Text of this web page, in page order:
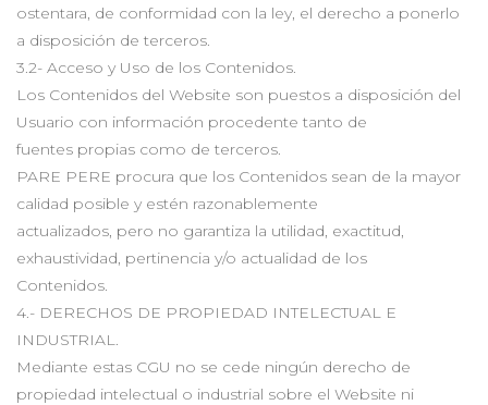
ostentara, de conformidad con la ley, el derecho a ponerlo
a disposición de terceros.
3.2- Acceso y Uso de los Contenidos.
Los Contenidos del Website son puestos a disposición del
Usuario con información procedente tanto de
fuentes propias como de terceros.
PARE PERE procura que los Contenidos sean de la mayor
calidad posible y estén razonablemente
actualizados, pero no garantiza la utilidad, exactitud,
exhaustividad, pertinencia y/o actualidad de los
Contenidos.
4.- DERECHOS DE PROPIEDAD INTELECTUAL E
INDUSTRIAL.
Mediante estas CGU no se cede ningún derecho de
propiedad intelectual o industrial sobre el Website ni